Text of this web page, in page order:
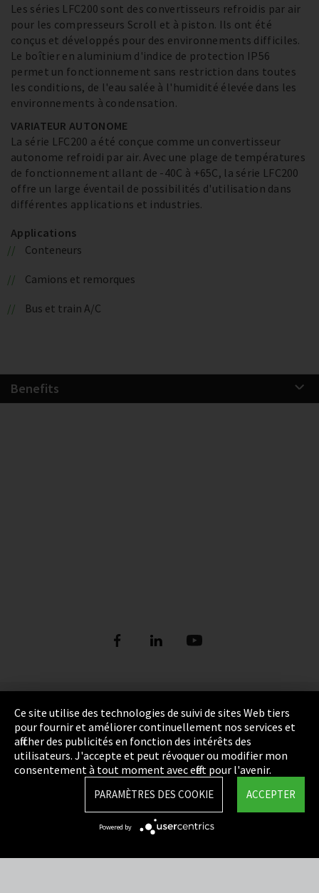
Les séries LFC200 sont des convertisseurs refroidis par air
pour les compresseurs Scroll et à piston. Ils ont été
conçus et développés pour des environnements difficiles.
Le boîtier en aluminium d'indice de protection IP56
permet un fonctionnement sans restriction dans toutes
les conditions, de l'eau salée à l'humidité élevée dans les
environnements à condensation.
VARIATEUR AUTONOME
La série LFC200 a été conçue comme un convertisseur
autonome refroidi par air. Avec une plage de températures
de fonctionnement allant de -40C à +65C, la série LFC200
offre un large éventail de possibilités d'utilisation dans
différentes applications et industries.
Applications
Conteneurs
Camions et remorques
Bus et train A/C
Benefits
Empreinte
Politique de confidentialité
Cookie Settings
Termes et Conditions
Ce site utilise des technologies de suivi de sites Web tiers
pour fournir et améliorer continuellement nos services et
afficher des publicités en fonction des intérêts des
utilisateurs. J'accepte et peut révoquer ou modifier mon
consentement à tout moment avec effet pour l'avenir.
ACCEPTER
PARAMÈTRES DES COOKIE
Powered by